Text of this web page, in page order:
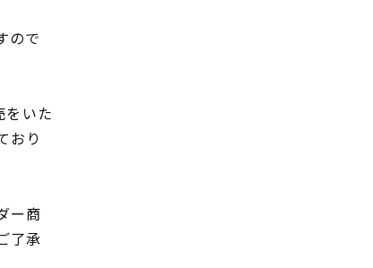
ので
いた
おり
ー商
了承